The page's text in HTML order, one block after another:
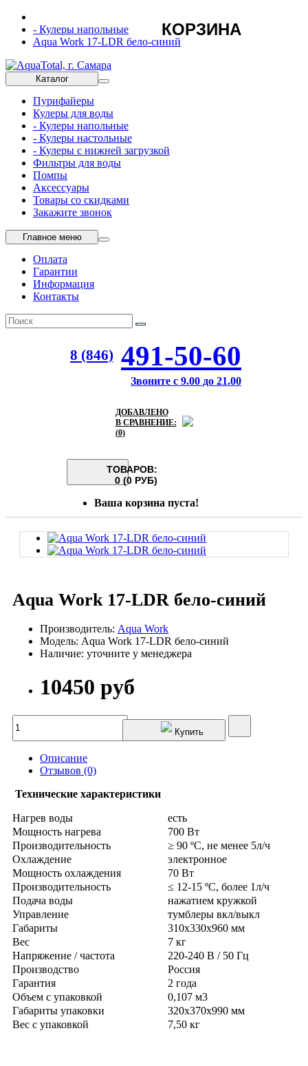
- Кулеры напольные
Aqua Work 17-LDR бело-синий
Каталог
Пурифайеры
Кулеры для воды
- Кулеры напольные
- Кулеры настольные
- Кулеры с нижней загрузкой
Фильтры для воды
Помпы
Аксессуары
Товары со скидками
Закажите звонок
Главное меню
Оплата
Гарантии
Информация
Контакты
8 (846) 491-50-60
Звоните с 9.00 до 21.00
ДОБАВЛЕНО
В СРАВНЕНИЕ:
(0)
ТОВАРОВ:
0 (0 РУБ)
КОРЗИНА
Ваша корзина пуста!
Aqua Work 17-LDR бело-синий
Производитель: Aqua Work
Модель: Aqua Work 17-LDR бело-синий
Наличие: уточните у менеджера
10450 руб
Купить
Описание
Отзывов (0)
Технические характеристики
Нагрев воды
есть
Мощность нагрева
700 Вт
Производительность
≥ 90 ºС, не менее 5л/ч
Охлаждение
электронное
Мощность охлаждения
70 Вт
Производительность
≤ 12-15 ºС, более 1л/ч
Подача воды
нажатием кружкой
Управление
тумблеры вкл/выкл
Габариты
310х330х960 мм
Вес
7 кг
Напряжение / частота
220-240 В / 50 Гц
Производство
Россия
Гарантия
2 года
Объем с упаковкой
0,107 м3
Габариты упаковки
320х370х990 мм
Вес с упаковкой
7,50 кг